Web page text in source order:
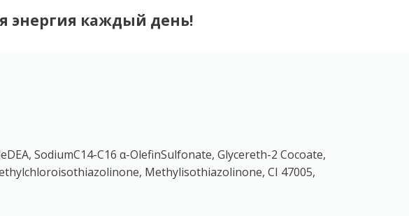
энергия каждый день!
SodiumC14-C16 α-OlefinSulfonate, Glycereth-2 Cocoate,
Methylisothiazolinone, CI 47005,